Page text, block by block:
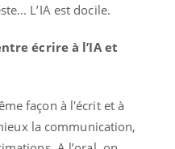
L’IA est docile.
écrire à l’IA et
façon à l'écrit et à
la communication,